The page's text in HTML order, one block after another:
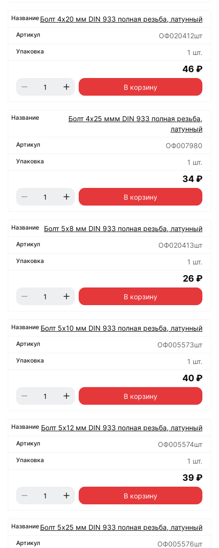
Болт 4х20 мм DIN 933 полная резьба, латунный
ОФ020412шт
1 шт.
46 ₽
В корзину
Болт 4х25 ммм DIN 933 полная резьба,
латунный
ОФ007980
1 шт.
34 ₽
В корзину
Болт 5х8 мм DIN 933 полная резьба, латунный
ОФ020413шт
1 шт.
26 ₽
В корзину
Болт 5х10 мм DIN 933 полная резьба, латунный
ОФ005573шт
1 шт.
40 ₽
В корзину
Болт 5х12 мм DIN 933 полная резьба, латунный
ОФ005574шт
1 шт.
39 ₽
В корзину
Болт 5х25 мм DIN 933 полная резьба, латунный
ОФ005576шт